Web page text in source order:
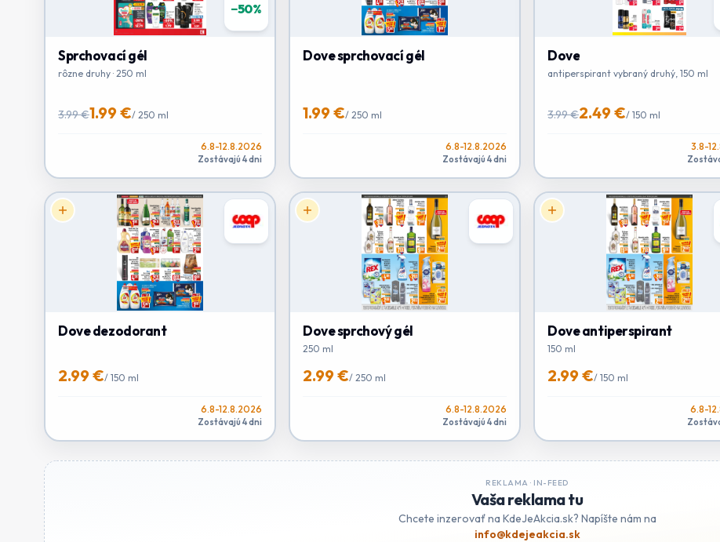
−50%
Sprchovací gél
rôzne druhy · 250 ml
3.99 €1.99 €/ 250 ml
6.8-12.8.2026
Zostávajú 4 dni
Dove sprchovací gél
1.99 €/ 250 ml
6.8-12.8.2026
Zostávajú 4 dni
Dove
antiperspirant vybraný druhý, 150 ml
3.99 €2.49 €/ 150 ml
3.8-
Dove dezodorant
2.99 €/ 150 ml
6.8-12.8.2026
Zostávajú 4 dni
Dove sprchový gél
250 ml
2.99 €/ 250 ml
6.8-12.8.2026
Zostávajú 4 dni
Dove antiperspirant
150 ml
2.99 €/ 150 ml
6.8-
REKLAMA · IN-FEED
Vaša reklama tu
Chcete inzerovať na KdeJeAkcia.sk? Napíšte nám na
info@kdejeakcia.sk